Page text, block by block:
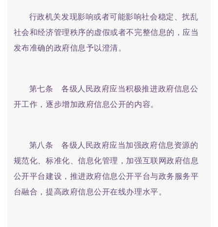
行政机关发现影响或者可能影响社会稳定、扰乱
社会和经济管理秩序的虚假或者不完整信息的，应当
发布准确的政府信息予以澄清。
第七条 各级人民政府应当积极推进政府信息公
开工作，逐步增加政府信息公开的内容。
第八条 各级人民政府应当加强政府信息资源的
规范化、标准化、信息化管理，加强互联网政府信息
公开平台建设，推进政府信息公开平台与政务服务平
台融合，提高政府信息公开在线办理水平。